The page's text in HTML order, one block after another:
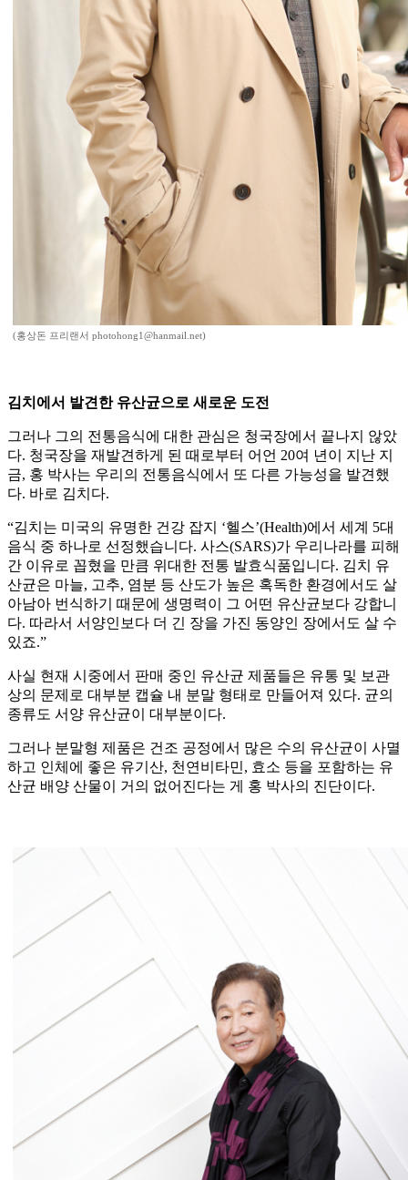
(홍상돈 프리랜서 photohong1@hanmail.net)
김치에서 발견한 유산균으로 새로운 도전
그러나 그의 전통음식에 대한 관심은 청국장에서 끝나지 않았
다. 청국장을 재발견하게 된 때로부터 어언 20여 년이 지난 지
금, 홍 박사는 우리의 전통음식에서 또 다른 가능성을 발견했
다. 바로 김치다.
“김치는 미국의 유명한 건강 잡지 ‘헬스’(Health)에서 세계 5대
음식 중 하나로 선정했습니다. 사스(SARS)가 우리나라를 피해
간 이유로 꼽혔을 만큼 위대한 전통 발효식품입니다. 김치 유
산균은 마늘, 고추, 염분 등 산도가 높은 혹독한 환경에서도 살
아남아 번식하기 때문에 생명력이 그 어떤 유산균보다 강합니
다. 따라서 서양인보다 더 긴 장을 가진 동양인 장에서도 살 수
있죠.”
사실 현재 시중에서 판매 중인 유산균 제품들은 유통 및 보관
상의 문제로 대부분 캡슐 내 분말 형태로 만들어져 있다. 균의
종류도 서양 유산균이 대부분이다.
그러나 분말형 제품은 건조 공정에서 많은 수의 유산균이 사멸
하고 인체에 좋은 유기산, 천연비타민, 효소 등을 포함하는 유
산균 배양 산물이 거의 없어진다는 게 홍 박사의 진단이다.